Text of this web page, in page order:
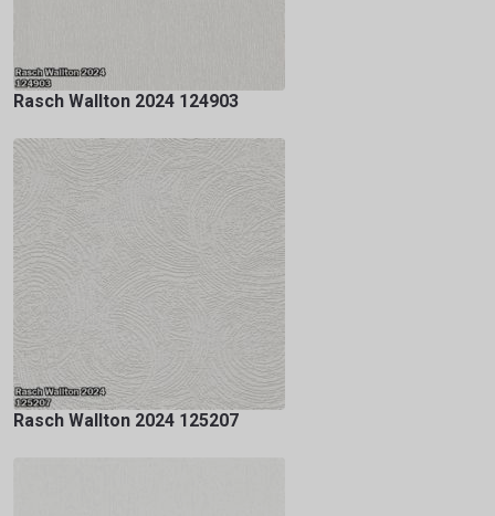
Rasch Wallton 2024 124903
Rasch Wallton 2024 125207